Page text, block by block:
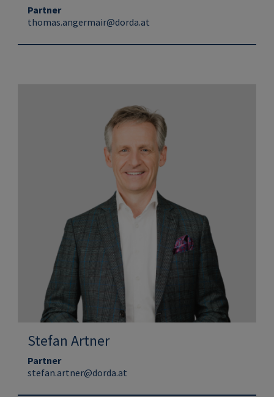
Partner
thomas.angermair@dorda.at
Stefan Artner
Partner
stefan.artner@dorda.at